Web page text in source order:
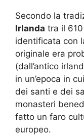
Secondo la
Irlanda tra il
identificata con
originale era
(dall’antico
in un’epoca in
dei santi e dei
monasteri
fatto un faro
europeo.